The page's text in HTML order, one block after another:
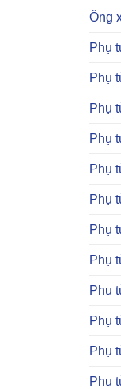
Ống
Phụ
Phụ
Phụ
Phụ
Phụ
Phụ
Phụ
Phụ
Phụ
Phụ
Phụ
Phụ